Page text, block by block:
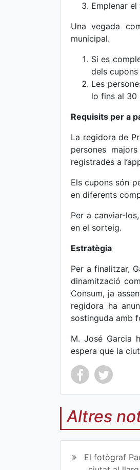
Emplenar el
Una vegada
municipal.
Si es
dels
Les
lo fins al 30
Requisits per a
La regidora de
persones
registrades a
Els cupons són
en diferents
Per a canviar-
en el sorteig.
Estratègia
Per a finalitzar,
dinamització
Consum, ja
regidora ha
sostinguda amb
M. José Garcia
espera que la
Co Co
Altres
El fotògraf